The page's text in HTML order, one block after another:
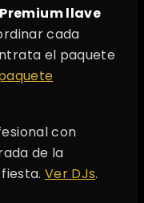
llave
cada
el paquete
con
de la
Ver DJs.